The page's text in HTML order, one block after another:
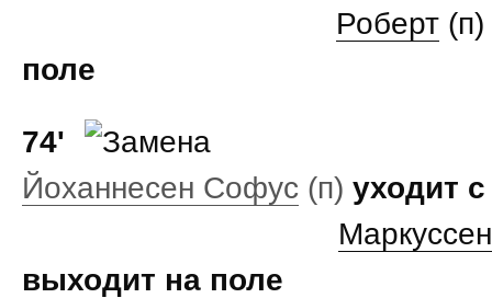
Роберт (п)
поле
74'
Йоханнесен Софус (п) уходит
выходит на поле